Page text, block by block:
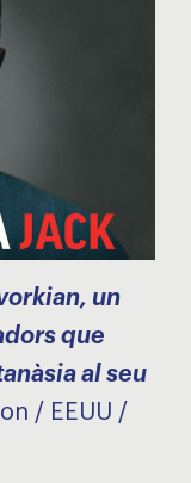
un
que
al seu
/ EEUU /